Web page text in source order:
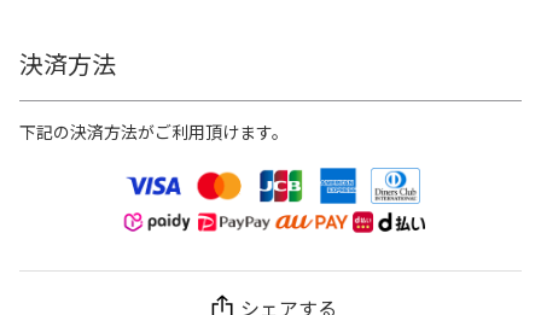
決済方法
下記の決済方法がご利用頂けます。
シェアする